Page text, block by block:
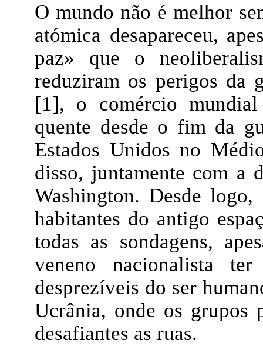
O mundo não é melhor
atómica desapareceu,
paz» que o
reduziram os perigos da
[1], o comércio
quente desde o fim da
Estados Unidos no
disso, juntamente com a
Washington. Desde
habitantes do antigo
todas as sondagens,
veneno nacionalista
desprezíveis do ser
Ucrânia, onde os grupos
desafiantes as ruas.